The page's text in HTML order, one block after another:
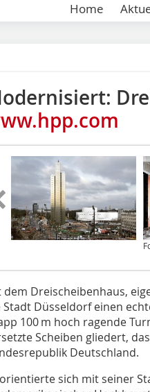
Home
dem Dreischeibenhaus,
Stadt Düsseldorf einen
100 m hoch ragende
Scheiben gliedert,
Deutschland.
sich mit seiner